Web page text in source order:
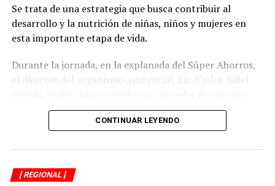
Se trata de una estrategia que busca contribuir al
desarrollo y la nutrición de niñas, niños y mujeres en
esta importante etapa de vida.
Durante la jornada, en la explanada del Súper Ahorros,
el director del organismo asistencial, Lic. Carlos Adiel
para supervisar las actividades desarrolladas por el área
de Plan Alimentario, reconociendo el compromiso y la
beneficio a la población para fortalecer la alimentación
y el desarrollo de las familias.
CONTINUAR LEYENDO
[ REGIONAL ]